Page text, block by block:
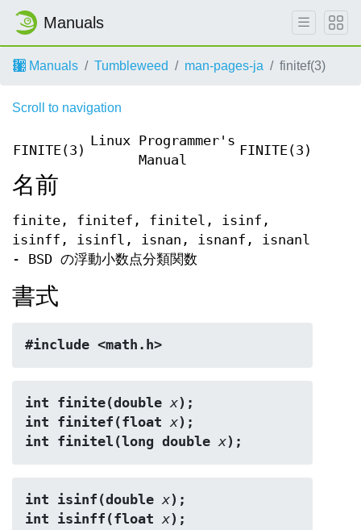
Manuals
Manuals Tumbleweed man-pages-ja finitef(3)
Scroll to navigation
FINITE(3)
Linux Programmer's
Manual
FINITE(3)
名前
finite, finitef, finitel, isinf,
isinff, isinfl, isnan, isnanf, isnanl
- BSD の浮動小数点分類関数
書式
#include <math.h>
int finite(double x);
int finitef(float x);
int finitel(long double x);
int isinf(double x);
int isinff(float x);